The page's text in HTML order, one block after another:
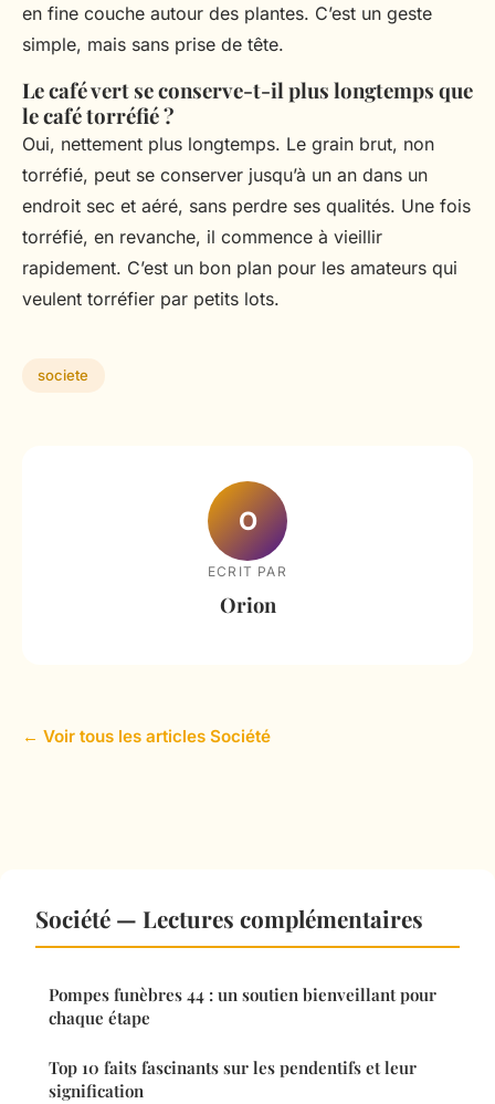
en fine couche autour des plantes. C’est un geste
simple, mais sans prise de tête.
Le café vert se conserve-t-il plus longtemps que
le café torréfié ?
Oui, nettement plus longtemps. Le grain brut, non
torréfié, peut se conserver jusqu’à un an dans un
endroit sec et aéré, sans perdre ses qualités. Une fois
torréfié, en revanche, il commence à vieillir
rapidement. C’est un bon plan pour les amateurs qui
veulent torréfier par petits lots.
societe
O
ECRIT PAR
Orion
← Voir tous les articles Société
Société — Lectures complémentaires
Pompes funèbres 44 : un soutien bienveillant pour
chaque étape
Top 10 faits fascinants sur les pendentifs et leur
signification